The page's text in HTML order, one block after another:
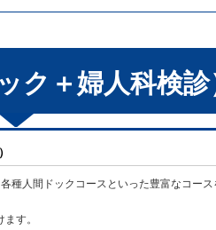
ク＋婦人科検診
種人間ドックコースといった豊富なコース
す。